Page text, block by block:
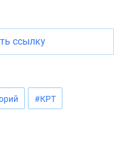
ссылку
#КРТ